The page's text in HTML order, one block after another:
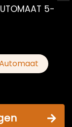
5-